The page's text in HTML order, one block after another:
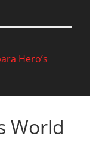
Hero’s
World